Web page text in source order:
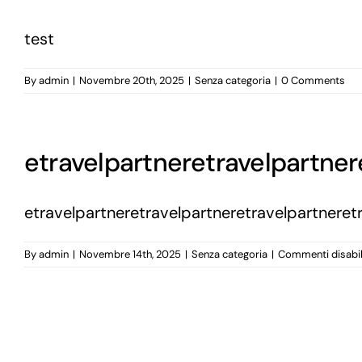
test
Byadmin | Novembre 20th, 2025 | Senza categoria | 0 Comments
Byadmin | Novembre 14th, 2025 | Senza categoria | Commenti